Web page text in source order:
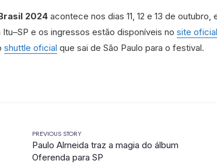
2024 acontece nos dias 11, 12 e 13 de outubro,
Itu–SP e os ingressos estão disponíveis no site
shuttle oficial que sai de São Paulo para o festival.
PREVIOUS STORY
Paulo Almeida traz a magia do álbum
Oferenda para SP